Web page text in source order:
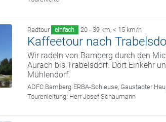
Radtour einfach 20 - 39 km, < 15 km/h
Kaffeetour nach
Wir radeln von Bamberg durch den
Aurach bis Trabelsdorf. Dort Einkehr
Mühlendorf.
ADFC Bamberg ERBA-Schleuse, Gaustadter
Tourenleitung: Herr Josef Schaumann